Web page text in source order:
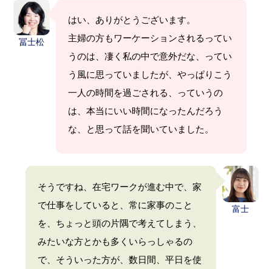
冨士松
はい、ありがとうございます。
主婦の方もワーケーションされるってい
うのは、凄く私の中で意外だな、ってい
う風に思っていましたが、やっぱりこう
一人の時間を過ごされる、っていうの
は、本当にいい時間になったんだろう
な、と思って話を聞いていました。
富士
そうですね、在宅ワークが進む中で、家
で仕事をしていると、常に家事のこと
を、ちょっと頭の片隅で考えてしまう、
みたいな方とかも多くいらっしゃるの
で、そういった方が、数日間、平日を使